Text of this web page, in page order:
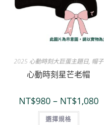
2025 心動時刻大巨蛋主題日, 帽子
心動時刻星芒老帽
NT$980– NT$1,080
選擇規格